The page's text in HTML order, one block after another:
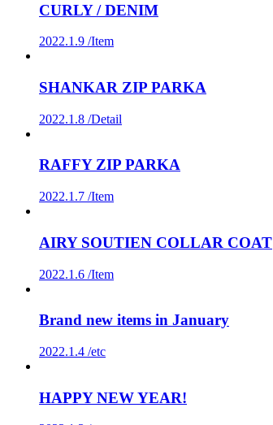
CURLY / DENIM
2022.1.9 /Item
SHANKAR ZIP PARKA
2022.1.8 /Detail
RAFFY ZIP PARKA
2022.1.7 /Item
AIRY SOUTIEN COLLAR COAT
2022.1.6 /Item
Brand new items in January
2022.1.4 /etc
HAPPY NEW YEAR!